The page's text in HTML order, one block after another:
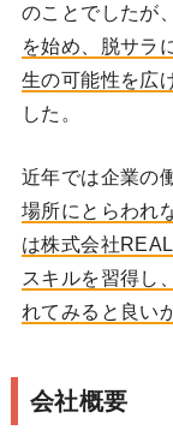
のことでしたが
を始め、脱サラ
生の可能性を広
した。
近年では企業の
場所にとらわれ
は株式会社
スキルを習得し
れてみると良い
会社概要